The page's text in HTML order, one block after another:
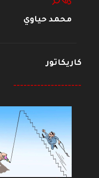
محمد حياوي
كاريكاتور
--------------------